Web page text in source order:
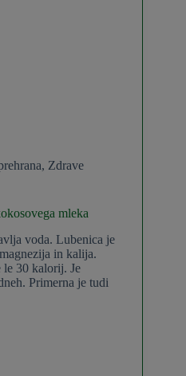
, Zdrave
mleka
voda. Lubenica je
in kalija.
le 30 kalorij. Je
Primerna je tudi